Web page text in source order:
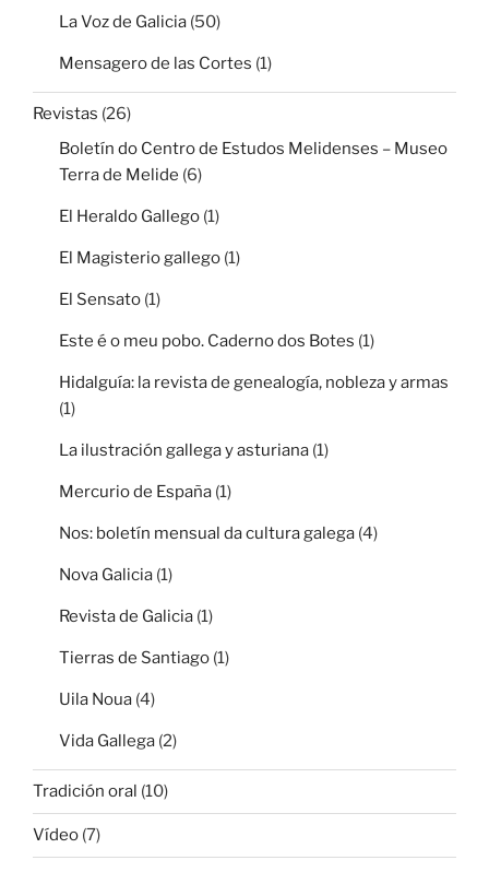
La Voz de Galicia (50)
Mensagero de las Cortes (1)
Revistas (26)
Boletín do Centro de Estudos Melidenses – Museo
Terra de Melide (6)
El Heraldo Gallego (1)
El Magisterio gallego (1)
El Sensato (1)
Este é o meu pobo. Caderno dos Botes (1)
Hidalguía: la revista de genealogía, nobleza y armas
(1)
La ilustración gallega y asturiana (1)
Mercurio de España (1)
Nos: boletín mensual da cultura galega (4)
Nova Galicia (1)
Revista de Galicia (1)
Tierras de Santiago (1)
Uila Noua (4)
Vida Gallega (2)
Tradición oral (10)
Vídeo (7)